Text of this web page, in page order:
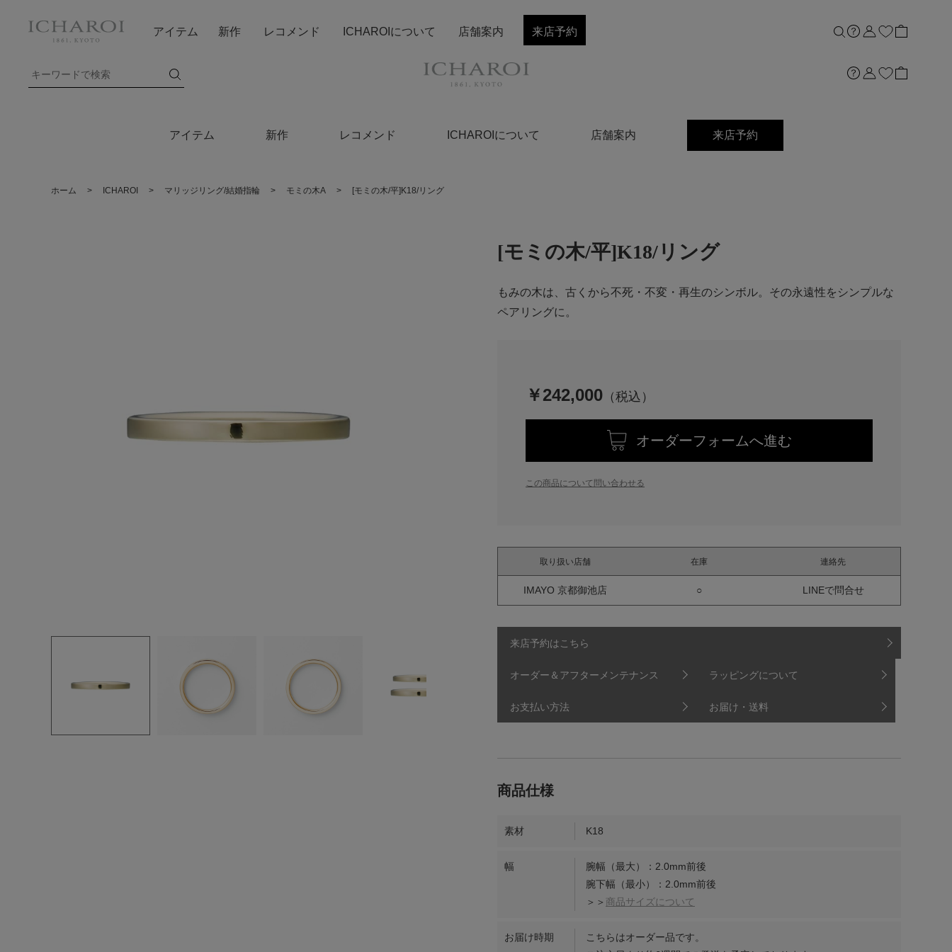
アイテム 新作 レコメンド ICHAROIについて 店舗案内 来店予約
アイテム 新作 レコメンド ICHAROIについて 店舗案内 来店予約
ホーム > ICHAROI > マリッジリング/結婚指輪 > モミの木A > [モミの木/平]K18/リング
[モミの木/平]K18/リング
もみの木は、古くから不死・不変・再生のシンボル。その永遠性をシンプルな
ペアリングに。
￥242,000
オーダーフォームへ進む
この商品について問い合わせる
取り扱い店舗 在庫 連絡先
IMAYO 京都御池店 ○ LINEで問合せ
来店予約はこちら
オーダー＆アフターメンテナンス ラッピングについて
お支払い方法 お届け・送料
素材 K18
幅
腕幅（最大）：2.0mm前後
腕下幅（最小）：2.0mm前後
＞＞ 商品サイズについて
お届け時期
こちらはオーダー品です。